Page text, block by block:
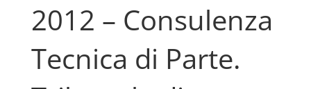
2012 – Consulenza
Tecnica di Parte.